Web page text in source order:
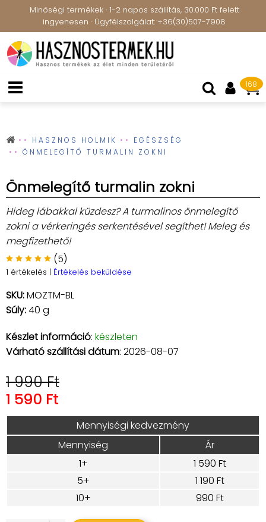
Minőségi termékek · 1-2 napos szállítás, 30.000 Ft felett
ingyenesen · Ügyfélszolgálat: +36(30)507-7908
168
HASZNOS HOLMIK
EGÉSZSÉG
ÖNMELEGÍTŐ TURMALIN ZOKNI
Önmelegítő turmalin zokni
Hideg lábakkal küzdesz? A turmalinos önmelegítő
zokni a vérkeringés serkentésével segíthet! Meleg és
megfizethető!
(5)
1 értékelés | Értékelés beküldése
SKU:MOZTM-BL
Súly:40 g
Készlet információ: készleten
Várható szállítási dátum: 2026-08-07
1 990 Ft
1 590 Ft
Mennyiségi kedvezmény
Mennyiség
Ár
1+
1 590 Ft
5+
1 190 Ft
10+
990 Ft